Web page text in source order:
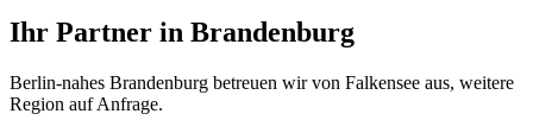
Ihr Partner in Brandenburg
Berlin-nahes Brandenburg betreuen wir von Falkensee aus, weitere
Region auf Anfrage.